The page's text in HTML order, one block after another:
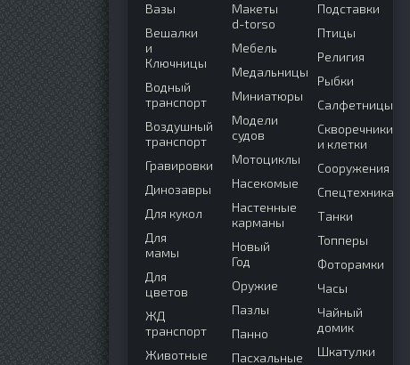
Вазы
Вешалки
и
Ключницы
Водный
транспорт
Воздушный
транспорт
Гравировки
Динозавры
Для кукол
Для
мамы
Для
цветов
ЖД
транспорт
Животные
Макеты
d-torso
Мебель
Медальницы
Миниатюры
Модели
судов
Мотоциклы
Насекомые
Настенные
карманы
Новый
Год
Оружие
Пазлы
Панно
Пасхальные
Подставки
Птицы
Религия
Рыбки
Салфетницы
Скворечники
и клетки
Сооружения
Спецтехника
Танки
Топперы
Фоторамки
Часы
Чайный
домик
Шкатулки